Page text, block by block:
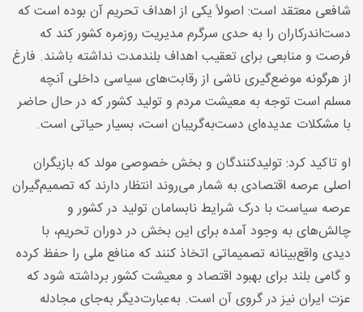
شافعی معتقد است: اصولاً یکی از اهداف تحریم آن بوده است که
دست‌اندرکاران را به حدی سرگرم مدیریت روزمره کشور کند که
فرصت و منابعی برای تعقیب اهداف بلندمدت نداشته باشند. فارغ
از هرگونه موضع‌گیری ناشی از رقابت‌های سیاسی داخلی آنچه
مسلم است توجه به معیشت مردم و تولید کشور که در حال حاضر
با مشکلات عدیده‌ای دست‌به‌گریبان است، بسیار حیاتی است.
او تاکید کرد: تولیدکنندگان و بخش خصوصی مولد که بازیگران
اصلی عرصه اقتصادی به شمار می‌روند انتظار دارند که تصمیم‌گیران
عرصه سیاست با درک شرایط نابسامان تولید در کشور و
چالش‌های به وجود آمده برای این بخش در دوران تحریم، با
دیدی واقع‌بینانه تصمیماتی اتخاذ کنند که منافع ملی را حفظ کرده
و گامی بلند برای بهبود اقتصاد و معیشت کشور برداشته شود که
عزت ایران نیز در گروی آن است. به‌عبارت‌دیگر به‌جای مجادله